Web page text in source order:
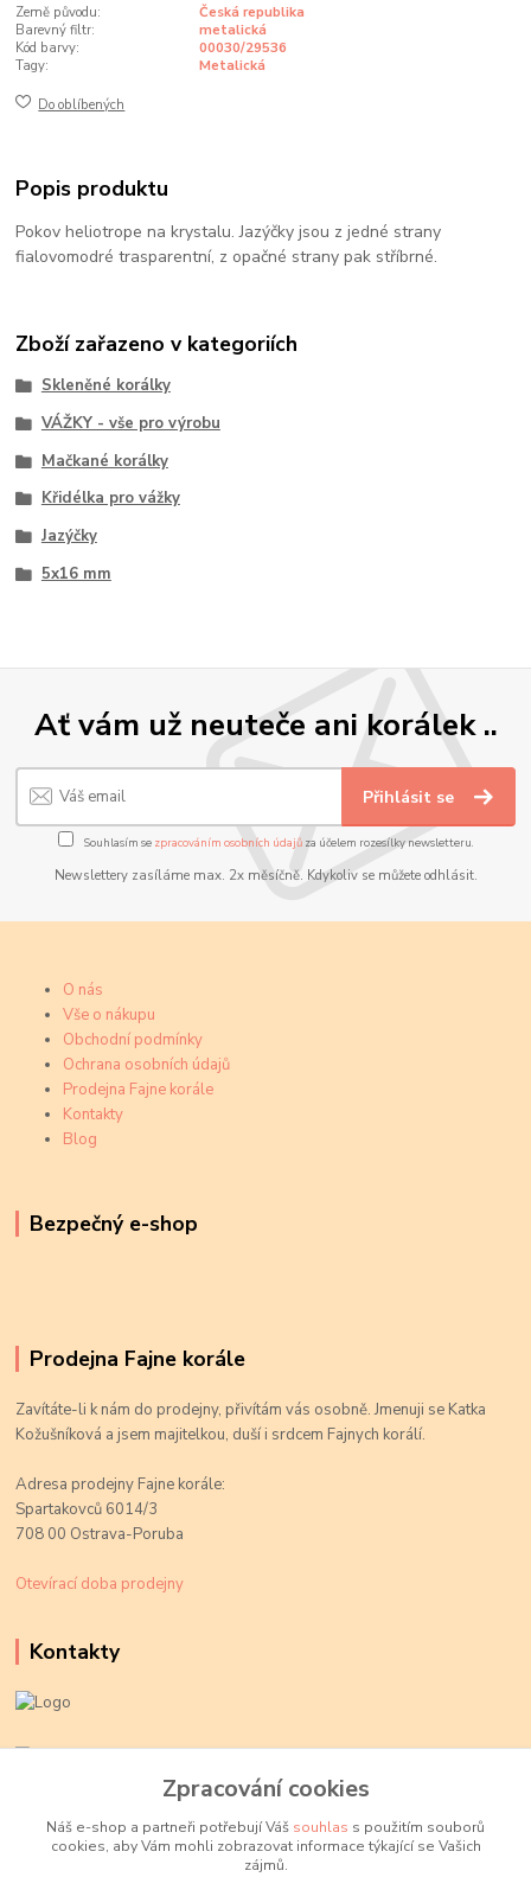
Země původu:
Česká republika
Barevný filtr:
metalická
Kód barvy:
00030/29536
Tagy:
Metalická
Do oblíbených
Popis produktu
Pokov heliotrope na krystalu. Jazýčky jsou z jedné strany
fialovomodré trasparentní, z opačné strany pak stříbrné.
Zboží zařazeno v kategoriích
Skleněné korálky
VÁŽKY - vše pro výrobu
Mačkané korálky
Křidélka pro vážky
Jazýčky
5x16 mm
Ať vám už neuteče ani korálek ..
Přihlásit se
Souhlasím se zpracováním osobních údajůza účelem rozesílky newsletteru.
Newslettery zasíláme max. 2x měsíčně. Kdykoliv se můžete odhlásit.
O nás
Vše o nákupu
Obchodní podmínky
Ochrana osobních údajů
Prodejna Fajne korále
Kontakty
Blog
Bezpečný e-shop
Prodejna Fajne korále
Zavítáte-li k nám do prodejny, přivítám vás osobně. Jmenuji se Katka
Kožušníková a jsem majitelkou, duší i srdcem Fajnych korálí.
Adresa prodejny Fajne korále:
Spartakovců 6014/3
708 00 Ostrava-Poruba
Otevírací doba prodejny
Kontakty
+420 774 719 784
info@fajnekorale.cz
Zpracování cookies
Náš e-shop a partneři potřebují Váš souhlas s použitím souborů
cookies, aby Vám mohli zobrazovat informace týkající se Vašich
zájmů.